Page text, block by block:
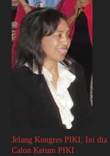
Jelang Kongres PIKI, Ini dia
Calon Ketum PIKI